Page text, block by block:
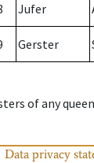
Jufer
Gerster
of any
Data privacy